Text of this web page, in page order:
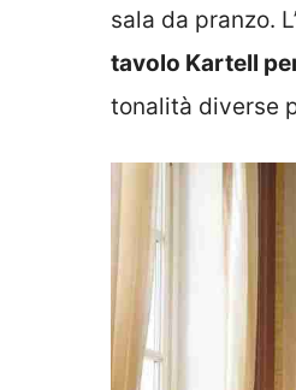
sala da pranzo.
tavolo Kartell
tonalità diverse